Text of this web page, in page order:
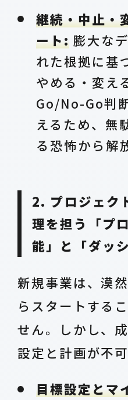
継続・中止・
ート:膨大な
れた根拠に基
やめる・変え
Go/No-Go判
えるため、無
る恐怖から解
2. プロジェク
理を担う「プ
能」と「ダッ
新規事業は、漠
らスタートする
せん。しかし、
設定と計画が不可
目標設定とマ